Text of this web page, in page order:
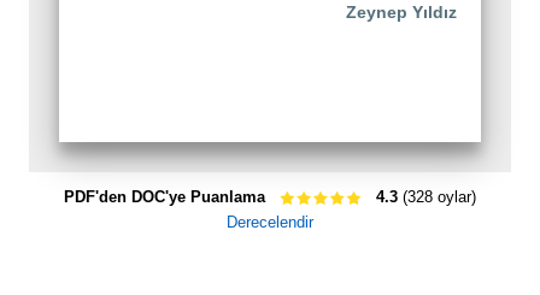
Zeynep Yıldız
PDF'den DOC'ye Puanlama 4.3 (328 oylar)
Derecelendir